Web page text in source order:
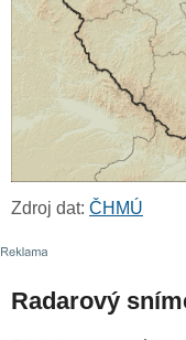
Zdroj dat: ČHMÚ
Radarový